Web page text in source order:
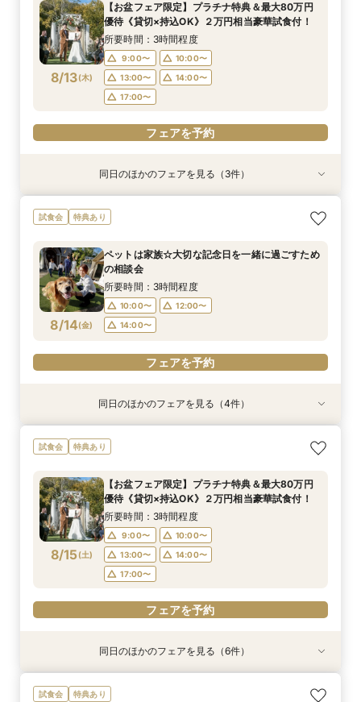
8/12(水)
所要時間：3時間程度
13:00〜
14:00〜
17:00〜
フェアを予約
8/12(水)
9:00〜
10:00〜
13:00〜
14:00〜
17:00〜
フェアを予約
8/12(水)
10:00〜
12:00〜
14:00〜
フェアを予約
8/12(水)
9:00〜
10:00〜
13:00〜
14:00〜
17:00〜
フェアを予約
8/13(木)
【お盆フェア限定】プラチナ特典＆最大80万円
優待《貸切×持込OK》２万円相当豪華試食付！
所要時間：3時間程度
9:00〜
10:00〜
13:00〜
14:00〜
17:00〜
フェアを予約
特典あり
8/13(木)
【27年2月挙式までがお得】組数限定！お得に賢
くコスパ重視婚♪
9:30〜
13:00〜
14:00〜
17:00〜
特典あり
8/13(木)
【自由度抜群！】1日1組貸切×持込OK（持込無
料）★最大80万円特典＆２万円相当試食付フェ
所要時間：3時間程度
13:00〜
14:00〜
17:00〜
フェアを予約
特典あり
8/13(木)
【当館人気No.1】クチコミ高評価★2万円相当試
食×会場見学BIGフェア
9:00〜
13:00〜
14:00〜
17:00〜
同日のほかのフェアを見る（3件）
試食会 特典あり
8/14(金)
ペットは家族☆大切な記念日を一緒に過ごすため
の相談会
所要時間：3時間程度
10:00〜
12:00〜
14:00〜
フェアを予約
特典あり
8/14(金)
【自由度抜群！】1日1組貸切×持込OK（持込無
料）★最大80万円特典＆２万円相当試食付フェ
所要時間：3時間程度
13:00〜
14:00〜
17:00〜
フェアを予約
特典あり
8/14(金)
【当館人気No.1】クチコミ高評価★2万円相当試
食×会場見学BIGフェア
9:00〜
10:00〜
13:00〜
14:00〜
17:00〜
フェアを予約
特典あり
8/14(金)
【オススメ！】《全天候型ガーデン邸宅全館解
放》2万円試食付♪
9:00〜
10:00〜
13:00〜
14:00〜
17:00〜
フェアを予約
特典あり
8/14(金)
【お盆フェア限定】プラチナ特典＆最大80万円
優待《貸切×持込OK》２万円相当豪華試食付！
9:00〜
10:00〜
13:00〜
14:00〜
17:00〜
フェアを予約
同日のほかのフェアを見る（4件）
試食会 特典あり
8/15(土)
【お盆フェア限定】プラチナ特典＆最大80万円
優待《貸切×持込OK》２万円相当豪華試食付！
所要時間：3時間程度
9:00〜
10:00〜
13:00〜
14:00〜
17:00〜
フェアを予約
特典あり
【27年2月挙式までがお得】組数限定！お得に賢
特典あり
【自由度抜群！】1日1組貸切×持込OK（持込無
特典あり
【当館人気No.1】クチコミ高評価★2万円相当試
特典あり
【オススメ！】《全天候型ガーデン邸宅全館解
特典あり
ペットは家族☆大切な記念日を一緒に過ごすため
特典あり
【準備も費用も安心サポート！】マタニティ＆パ
同日のほかのフェアを見る（6件）
試食会 特典あり